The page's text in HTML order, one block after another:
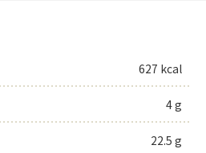
627 kcal
4 g
22.5 g